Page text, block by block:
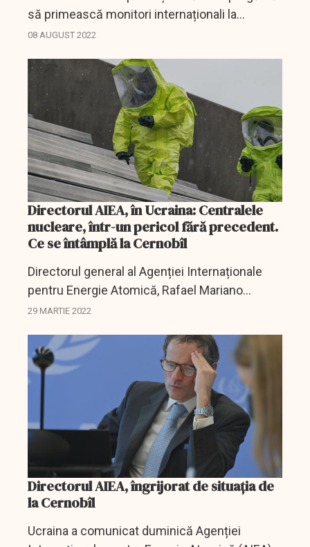
să primească monitori internaționali la
centrala nucleară ucraineană Zaporojia, a cărei
după...
08 AUGUST 2022
Directorul AIEA, în Ucraina: Centralele
nucleare, într-un pericol fără precedent.
Ce se întâmplă la Cernobîl
Directorul general al Agenției Internaționale
pentru Energie Atomică, Rafael Mariano
Grossi, s-a deplasat în Ucraina persoanl pentru
războiului și al...
29 MARTIE 2022
Directorul AIEA, îngrijorat de situația de
la Cernobîl
Ucraina a comunicat duminică Agenției